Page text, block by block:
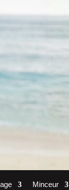
Minceur